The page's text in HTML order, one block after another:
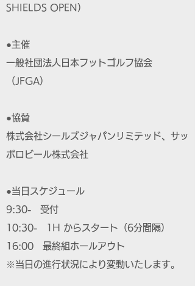
SHIELDS OPEN）
●主催
一般社団法人日本フットゴルフ協会
（JFGA）
●協賛
株式会社シールズジャパンリミテッド、サッ
ポロビール株式会社
●当日スケジュール
9:30- 受付
10:30- 1H からスタート（6分間隔）
16:00 最終組ホールアウト
※当日の進行状況により変動いたします。